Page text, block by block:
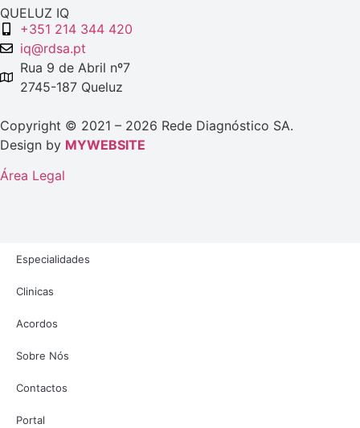
QUELUZ IQ
+351 214 344 420
iq@rdsa.pt
Rua 9 de Abril nº7
2745-187 Queluz
Copyright © 2021 – 2026 Rede Diagnóstico SA.
Design by MYWEBSITE
Área Legal
Especialidades
Clinicas
Acordos
Sobre Nós
Contactos
Portal